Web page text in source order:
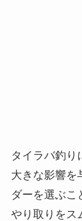
タイラバ釣り
大きな影響を
ダーを選ぶこ
やり取りをス